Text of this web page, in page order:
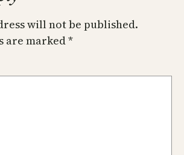
will not be published.
are marked*